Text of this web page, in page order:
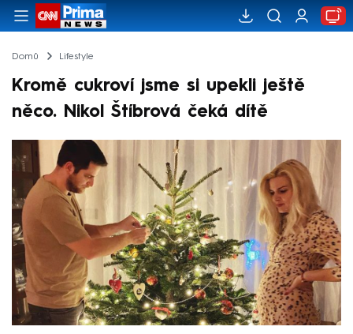
Domů Lifestyle
Kromě cukroví jsme si upekli ještě
něco. Nikol Štíbrová čeká dítě